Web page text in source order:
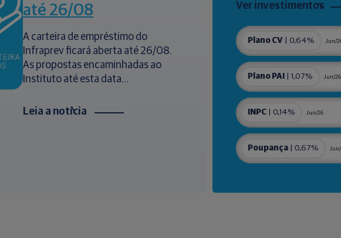
até 26/08
A carteira de empréstimo do
Infraprev ficará aberta até 26/08.
As propostas encaminhadas ao
Instituto até esta data...
Leia a notícia
Ver investimentos
Plano CV | 0,64% Jun/
Plano PAI | 1,07% Jun/26
INPC | 0,14% Jun/26
Poupança | 0,67%